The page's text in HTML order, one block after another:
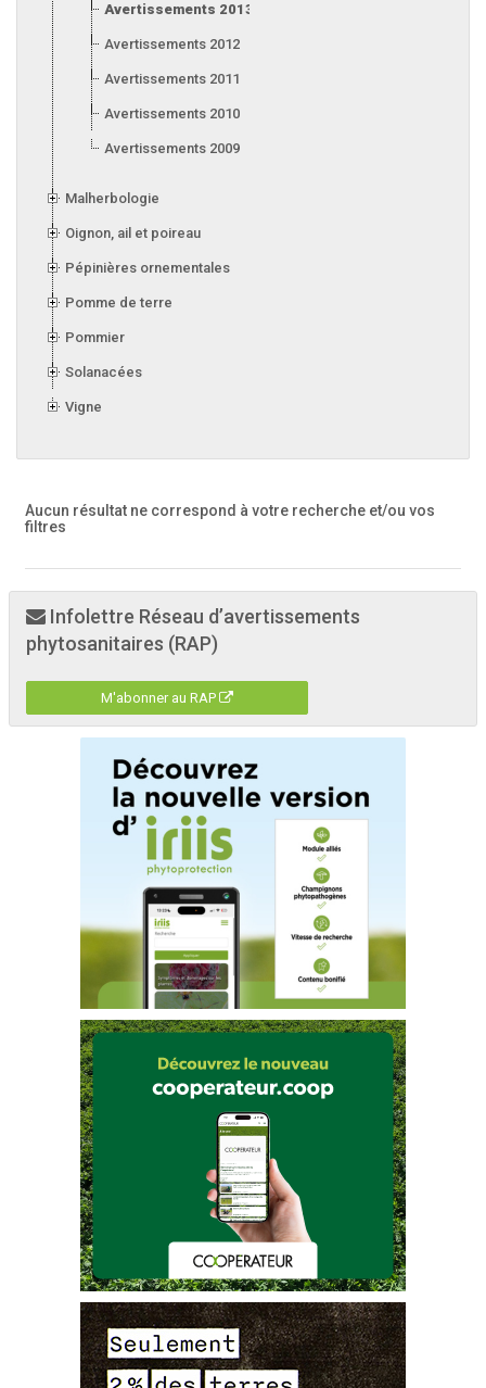
Avertissements 2013
Avertissements 2012
Avertissements 2011
Avertissements 2010
Avertissements 2009
Malherbologie
Oignon, ail et poireau
Pépinières ornementales
Pomme de terre
Pommier
Solanacées
Vigne
Aucun résultat ne correspond à votre recherche et/ou vos
filtres
Infolettre Réseau d’avertissements
phytosanitaires (RAP)
M'abonner au RAP